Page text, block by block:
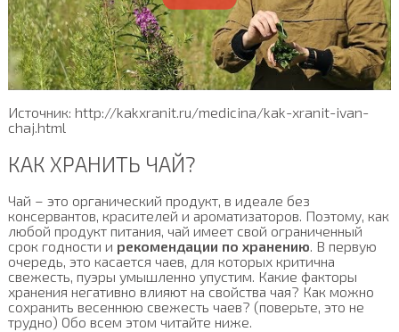
Источник: http://kakxranit.ru/medicina/kak-xranit-ivan-
chaj.html
КАК ХРАНИТЬ ЧАЙ?
Чай – это органический продукт, в идеале без
консервантов, красителей и ароматизаторов. Поэтому, как
любой продукт питания, чай имеет свой ограниченный
срок годности и рекомендации по хранению. В первую
очередь, это касается чаев, для которых критична
свежесть, пуэры умышленно упустим. Какие факторы
хранения негативно влияют на свойства чая? Как можно
сохранить весеннюю свежесть чаев? (поверьте, это не
трудно) Обо всем этом читайте ниже.